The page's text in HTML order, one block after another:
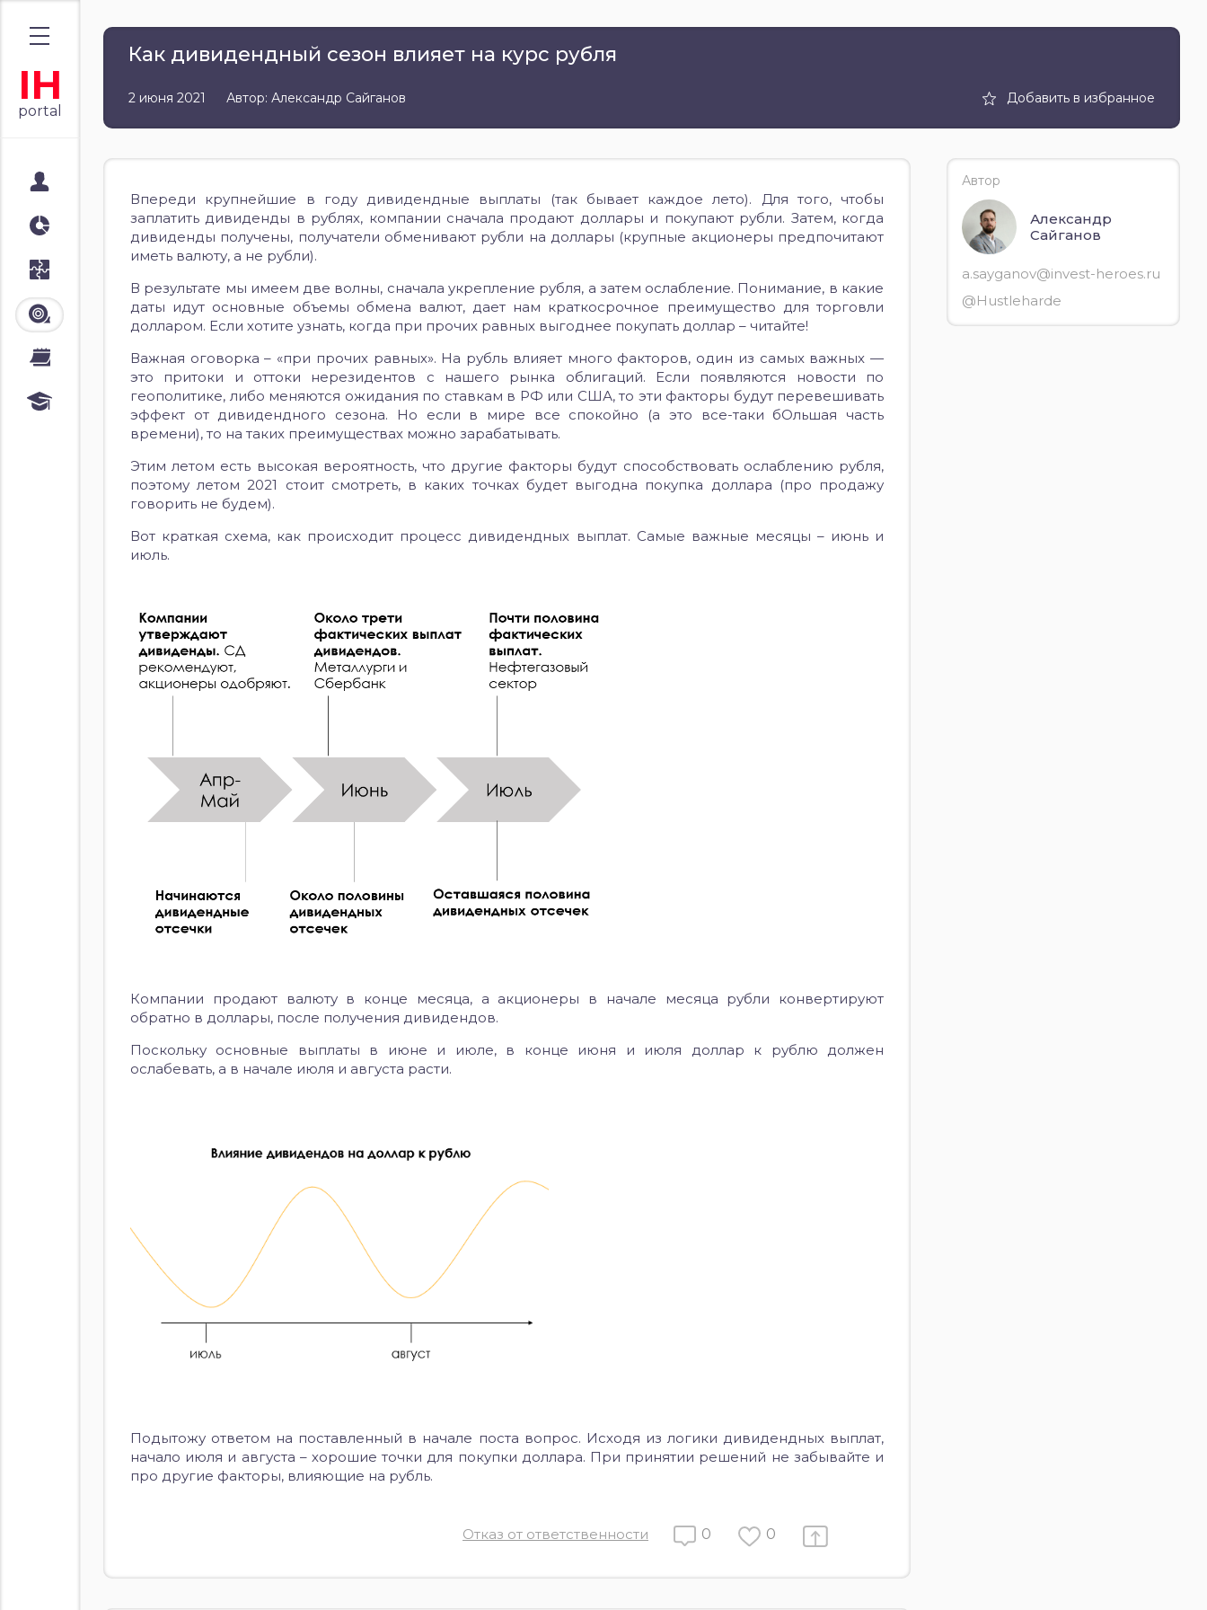
IH
portal
Аналитика
Лента
Календари
облигациям
Как дивидендный сезон влияет на курс рубля
2 июня 2021 Автор: Александр Сайганов Добавить в избранное
Впереди крупнейшие в году дивидендные выплаты (так бывает каждое лето). Для того, чтобы
заплатить дивиденды в рублях, компании сначала продают доллары и покупают рубли. Затем, когда
дивиденды получены, получатели обменивают рубли на доллары (крупные акционеры предпочитают
иметь валюту, а не рубли).
В результате мы имеем две волны, сначала укрепление рубля, а затем ослабление. Понимание, в какие
даты идут основные объемы обмена валют, дает нам краткосрочное преимущество для торговли
долларом. Если хотите узнать, когда при прочих равных выгоднее покупать доллар – читайте!
Важная оговорка – «при прочих равных». На рубль влияет много факторов, один из самых важных —
это притоки и оттоки нерезидентов с нашего рынка облигаций. Если появляются новости по
геополитике, либо меняются ожидания по ставкам в РФ или США, то эти факторы будут перевешивать
эффект от дивидендного сезона. Но если в мире все спокойно (а это все-таки бОльшая часть
времени), то на таких преимуществах можно зарабатывать.
Этим летом есть высокая вероятность, что другие факторы будут способствовать ослаблению рубля,
поэтому летом 2021 стоит смотреть, в каких точках будет выгодна покупка доллара (про продажу
говорить не будем).
Вот краткая схема, как происходит процесс дивидендных выплат. Самые важные месяцы – июнь и
июль.
Компании продают валюту в конце месяца, а акционеры в начале месяца рубли конвертируют
обратно в доллары, после получения дивидендов.
Поскольку основные выплаты в июне и июле, в конце июня и июля доллар к рублю должен
ослабевать, а в начале июля и августа расти.
Подытожу ответом на поставленный в начале поста вопрос. Исходя из логики дивидендных выплат,
начало июля и августа – хорошие точки для покупки доллара. При принятии решений не забывайте и
про другие факторы, влияющие на рубль.
Отказ от ответственности 0 0
Автор
Александр
Сайганов
a.sayganov@invest-heroes.ru
@Hustleharde